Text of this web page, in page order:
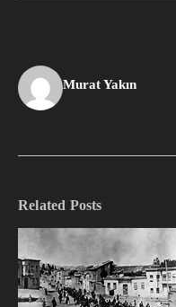
Murat Yakın
Related Posts